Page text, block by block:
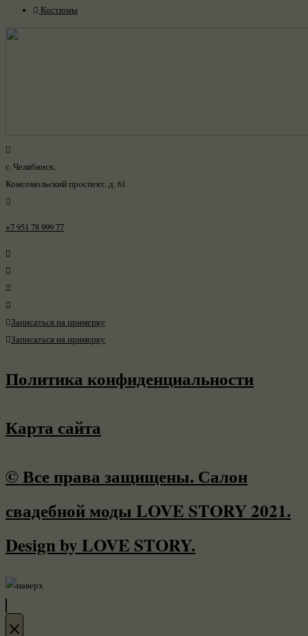
Костюмы
г. Челябинск,
Комсомольский проспект, д. 61
+7 951 78 999 77
Записаться на примерку
Записаться на примерку
Политика конфиденциальности
Карта сайта
© Все права защищены. Салон
свадебной моды LOVE STORY 2021.
Design by LOVE STORY.